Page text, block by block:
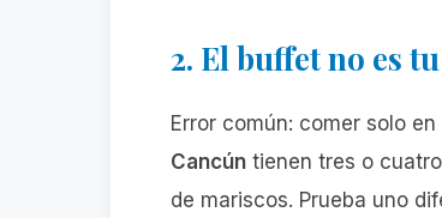
2. El buffet no es
Error común: comer solo
Cancún tienen tres o
de mariscos. Prueba uno